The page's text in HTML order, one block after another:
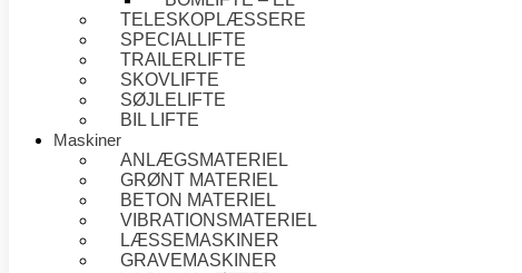
TELESKOPLÆSSERE
SPECIALLIFTE
TRAILERLIFTE
SKOVLIFTE
SØJLELIFTE
BIL LIFTE
Maskiner
ANLÆGSMATERIEL
GRØNT MATERIEL
BETON MATERIEL
VIBRATIONSMATERIEL
LÆSSEMASKINER
GRAVEMASKINER